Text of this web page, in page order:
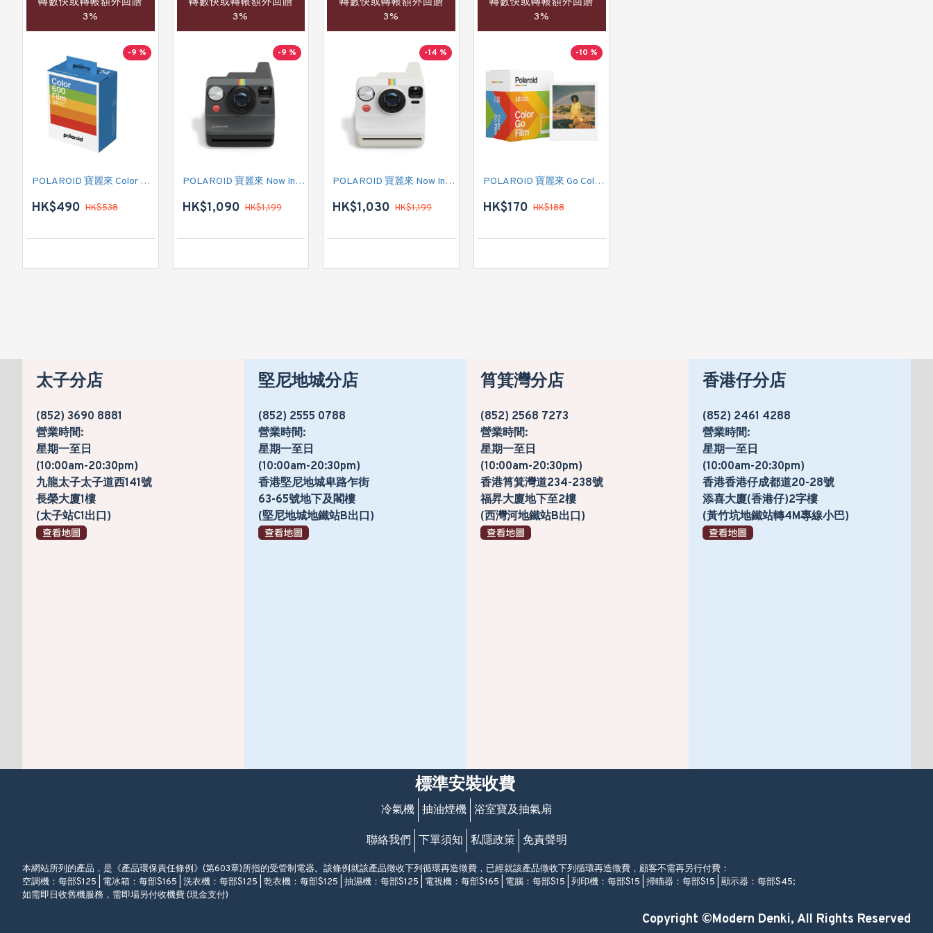
轉數快或轉帳額外回贈
3%
-9 %
POLAROID 寶麗來 Color Film for 600 - Triple Pack 白框 (006273) 即影即有菲林相紙
HK$490 HK$538
轉數快或轉帳額外回贈
3%
-9 %
POLAROID 寶麗來 Now Instant Camera Generation 3 (009154) 即影即有相機 (黑色)
HK$1,090 HK$1,199
轉數快或轉帳額外回贈
3%
-14 %
POLAROID 寶麗來 Now Instant Camera Generation 3 (009155) 即影即有相機 (卵石白色)
HK$1,030 HK$1,199
轉數快或轉帳額外回贈
3%
-10 %
POLAROID 寶麗來 Go Color Film 白框 Double Pack(6017) 即影即有菲林相紙
HK$170 HK$188
太子分店
(852) 3690 8881
營業時間:
星期一至日
(10:00am-20:30pm)
九龍太子太子道西141號
長榮大廈1樓
(太子站C1出口)
堅尼地城分店
(852) 2555 0788
營業時間:
星期一至日
(10:00am-20:30pm)
香港堅尼地城卑路乍街
63-65號地下及閣樓
(堅尼地城地鐵站B出口)
筲箕灣分店
(852) 2568 7273
營業時間:
星期一至日
(10:00am-20:30pm)
香港筲箕灣道234-238號
福昇大廈地下至2樓
(西灣河地鐵站B出口)
香港仔分店
(852) 2461 4288
營業時間:
星期一至日
(10:00am-20:30pm)
香港香港仔成都道20-28號
添喜大廈(香港仔)2字樓
(黃竹坑地鐵站轉4M專線小巴)
標準安裝收費
冷氣機 抽油煙機 浴室寶及抽氣扇
聯絡我們 下單須知 私隱政策 免責聲明
本網站所列的產品，是《產品環保責任條例》(第603章)所指的受管制電器。該條例就該產品徵收下列循環再造徵費，已經就該產品徵收下列循環再造徵費，顧客不需再另行付費：
空調機：每部$125 | 電冰箱：每部$165 | 洗衣機：每部$125 | 乾衣機：每部$125 | 抽濕機：每部$125 | 電視機：每部$165 | 電腦：每部$15 | 列印機：每部$15 | 掃瞄器：每部$15 | 顯示器：每部$45;
如需即日收舊機服務，需即場另付收機費 (現金支付)
Copyright ©Modern Denki, All Rights Reserved